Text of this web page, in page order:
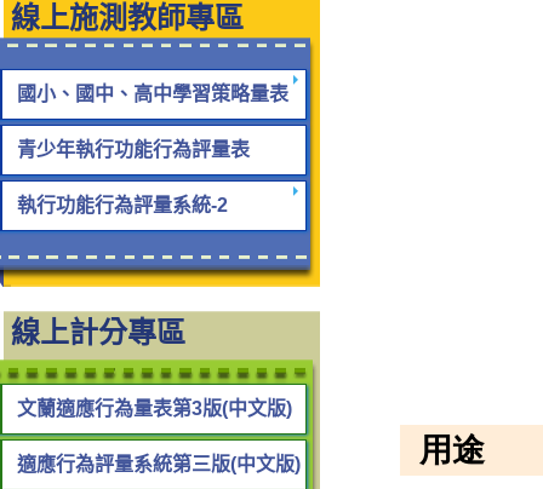
線上施測教師專區
國小、國中、高中學習策略量表
青少年執行功能行為評量表
執行功能行為評量系統-2
線上計分專區
文蘭適應行為量表第3版(中文版)
適應行為評量系統第三版(中文版)